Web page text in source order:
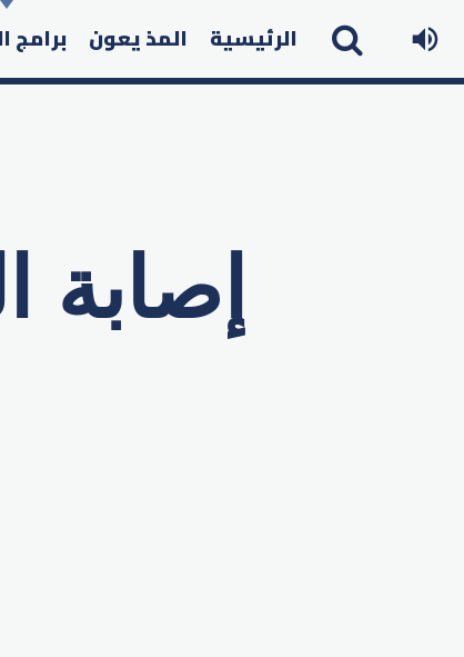
الرئيسية المذ يعون برامج
إصابة